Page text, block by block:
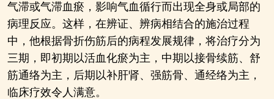
气滞或气滞血瘀，影响气血循行而出现全身或局部的
病理反应。这样，在辨证、辨病相结合的施治过程
中，他根据骨折伤筋后的病程发展规律，将治疗分为
三期，即初期以活血化瘀为主，中期以接骨续筋、舒
筋通络为主，后期以补肝肾、强筋骨、通经络为主，
临床疗效令人满意。